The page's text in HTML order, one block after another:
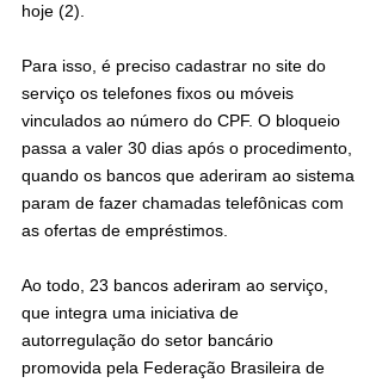
hoje (2).
Para isso, é preciso cadastrar no site do
serviço os telefones fixos ou móveis
vinculados ao número do CPF. O bloqueio
passa a valer 30 dias após o procedimento,
quando os bancos que aderiram ao sistema
param de fazer chamadas telefônicas com
as ofertas de empréstimos.
Ao todo, 23 bancos aderiram ao serviço,
que integra uma iniciativa de
autorregulação do setor bancário
promovida pela Federação Brasileira de